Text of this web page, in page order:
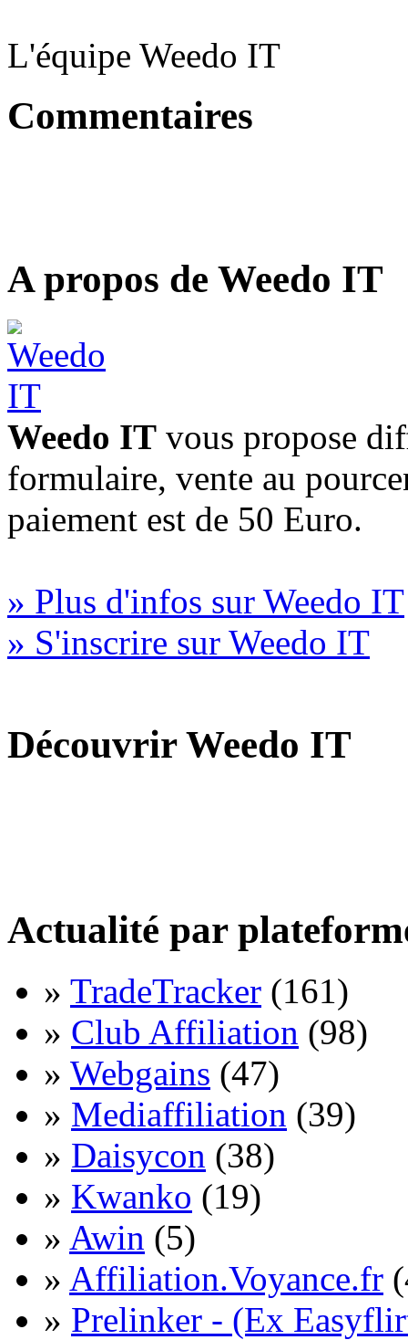
L'équipe Weedo IT
Commentaires
A propos de Weedo IT
Weedo IT vous propose
formulaire, vente au
paiement est de 50 Euro.
» Plus d'infos sur Weedo IT
» S'inscrire sur Weedo IT
Découvrir Weedo IT
Actualité par
» TradeTracker (161)
» Club Affiliation (98)
» Webgains (47)
» Mediaffiliation (39)
» Daisycon (38)
» Kwanko (19)
» Awin (5)
» Affiliation.Voyance.fr
» Prelinker - (Ex